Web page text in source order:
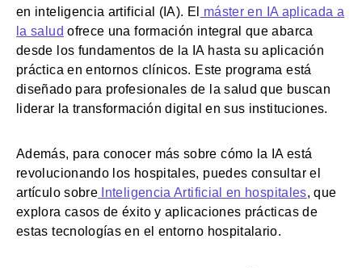
en inteligencia artificial (IA). El
máster en IA aplicada a
la salud ofrece una formación integral que abarca
desde los fundamentos de la IA hasta su aplicación
práctica en entornos clínicos. Este programa está
diseñado para profesionales de la salud que buscan
liderar la transformación digital en sus instituciones.
Además, para conocer más sobre cómo la IA está
revolucionando los hospitales, puedes consultar el
artículo sobre Inteligencia Artificial en hospitales, que
explora casos de éxito y aplicaciones prácticas de
estas tecnologías en el entorno hospitalario.